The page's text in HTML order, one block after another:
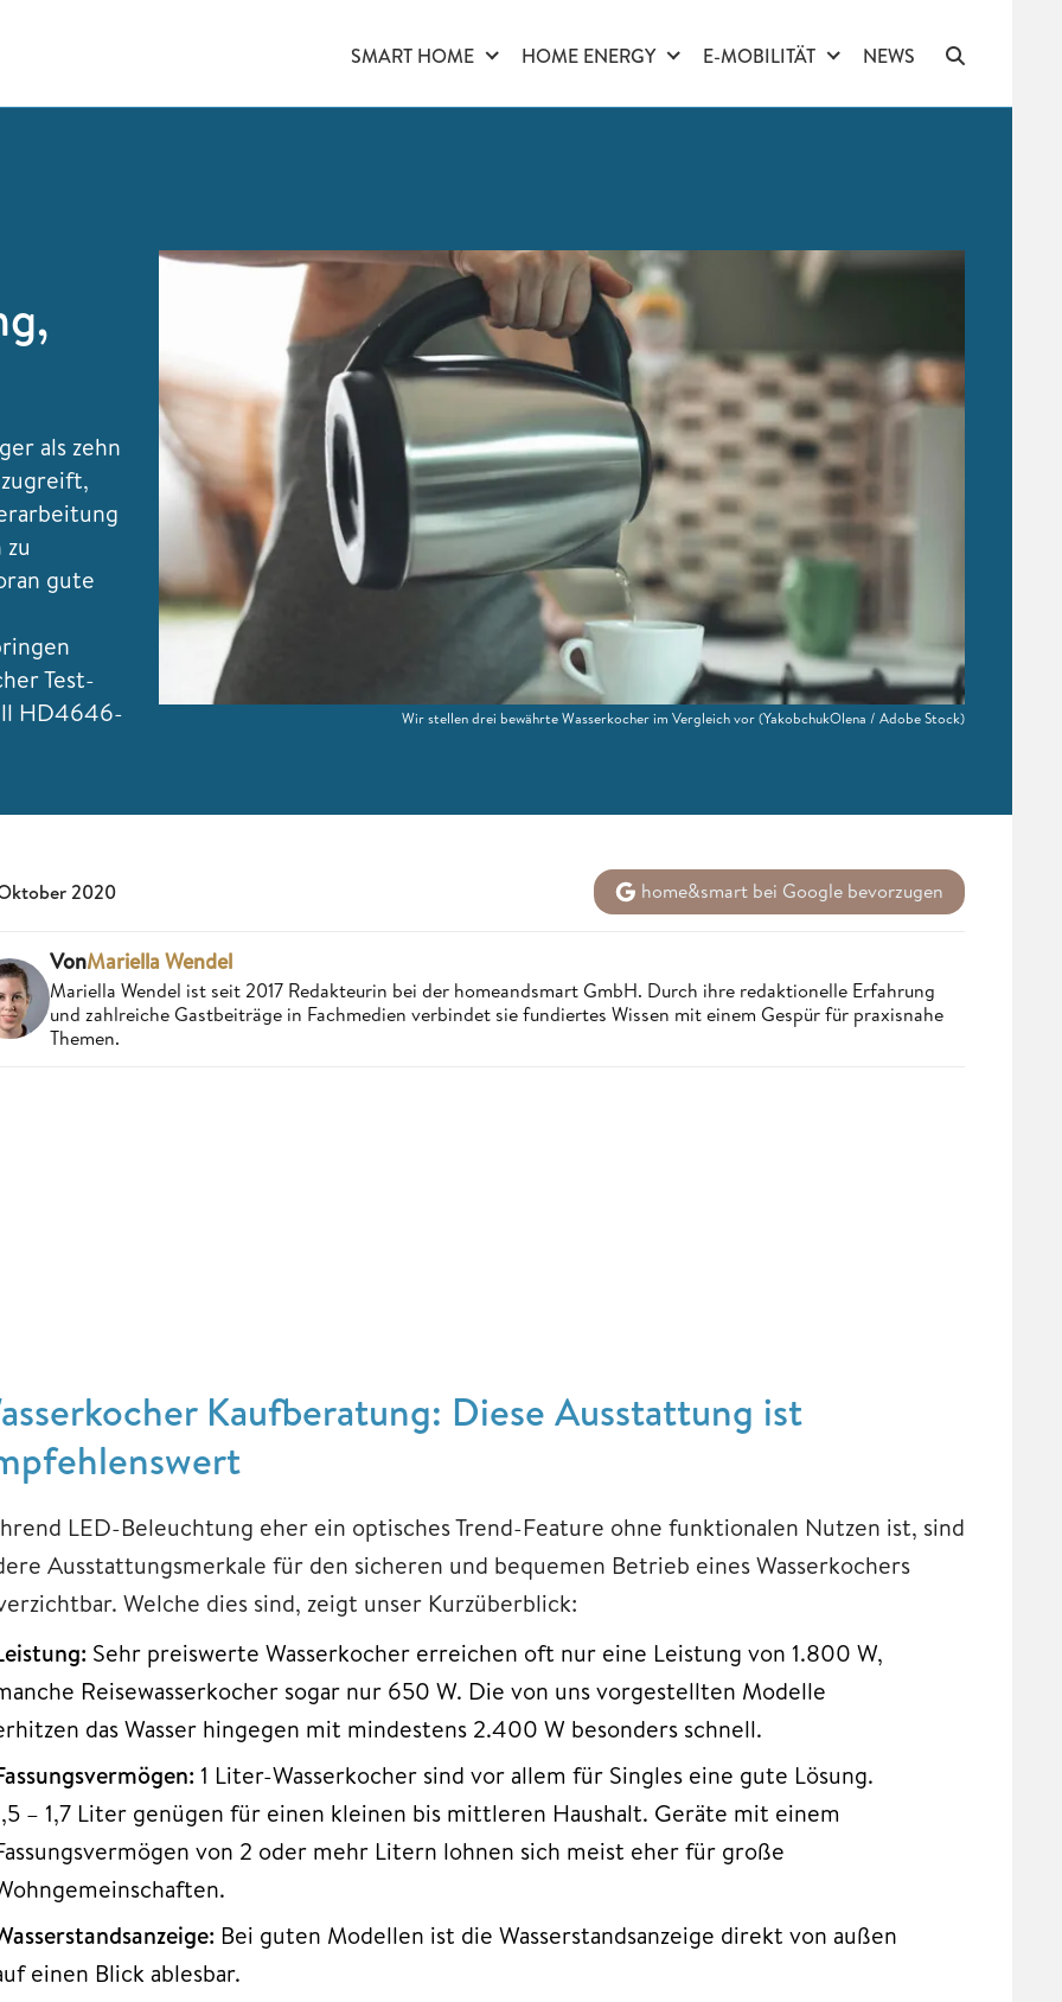
SMART HOME HOME ENERGY E-MOBILITÄT NEWS
als zehn
gute
Test-
HD4646-
Wir stellen drei bewährte Wasserkocher im Vergleich vor(YakobchukOlena / Adobe Stock)
2020 home&smart bei Google bevorzugen
VonMariella Wendel
Mariella Wendel ist seit 2017 Redakteurin bei der homeandsmart GmbH. Durch ihre redaktionelle Erfahrung
und zahlreiche Gastbeiträge in Fachmedien verbindet sie fundiertes Wissen mit einem Gespür für praxisnahe
Themen.
Kaufberatung: Diese Ausstattung ist
LED-Beleuchtung eher ein optisches Trend-Feature ohne funktionalen Nutzen ist, sind
Ausstattungsmerkale für den sicheren und bequemen Betrieb eines Wasserkochers
Welche dies sind, zeigt unser Kurzüberblick:
Sehr preiswerte Wasserkocher erreichen oft nur eine Leistung von 1.800 W,
Reisewasserkocher sogar nur 650 W. Die von uns vorgestellten Modelle
das Wasser hingegen mit mindestens 2.400 W besonders schnell.
1 Liter-Wasserkocher sind vor allem für Singles eine gute Lösung.
– 1,7 Liter genügen für einen kleinen bis mittleren Haushalt. Geräte mit einem
von 2 oder mehr Litern lohnen sich meist eher für große
Bei guten Modellen ist die Wasserstandsanzeige direkt von außen
einen Blick ablesbar.